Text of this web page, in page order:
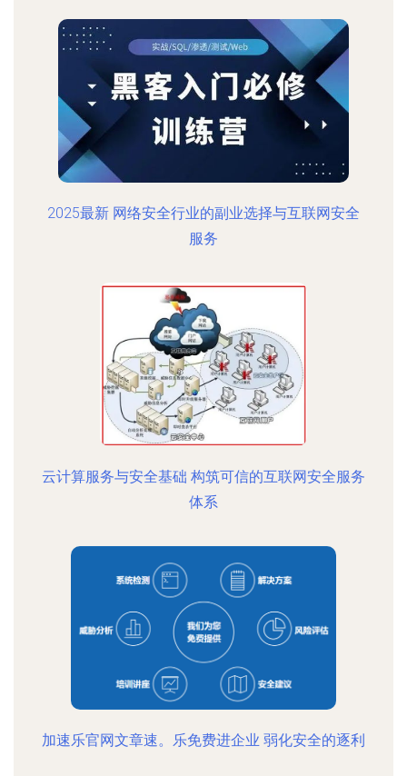
2025最新 网络安全行业的副业选择与互联网安全
服务
云计算服务与安全基础 构筑可信的互联网安全服务
体系
加速乐官网文章速。乐免费进企业 弱化安全的逐利